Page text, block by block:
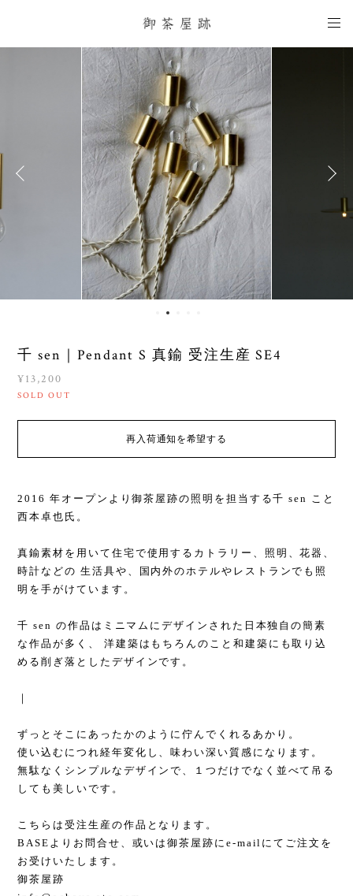
千 sen｜Pendant S 真鍮 受注生産 SE4
¥13,200
SOLD OUT
再入荷通知を希望する
2016 年オープンより御茶屋跡の照明を担当する千 sen こと
西本卓也氏。
真鍮素材を用いて住宅で使用するカトラリー、照明、花器、
時計などの 生活具や、国内外のホテルやレストランでも照
明を手がけています。
千 sen の作品はミニマムにデザインされた日本独自の簡素
な作品が多く、 洋建築はもちろんのこと和建築にも取り込
める削ぎ落としたデザインです。
｜
ずっとそこにあったかのように佇んでくれるあかり。
使い込むにつれ経年変化し、味わい深い質感になります。
無駄なくシンプルなデザインで、１つだけでなく並べて吊る
しても美しいです。
こちらは受注生産の作品となります。
BASEよりお問合せ、或いは御茶屋跡にe-mailにてご注文を
お受けいたします。
御茶屋跡